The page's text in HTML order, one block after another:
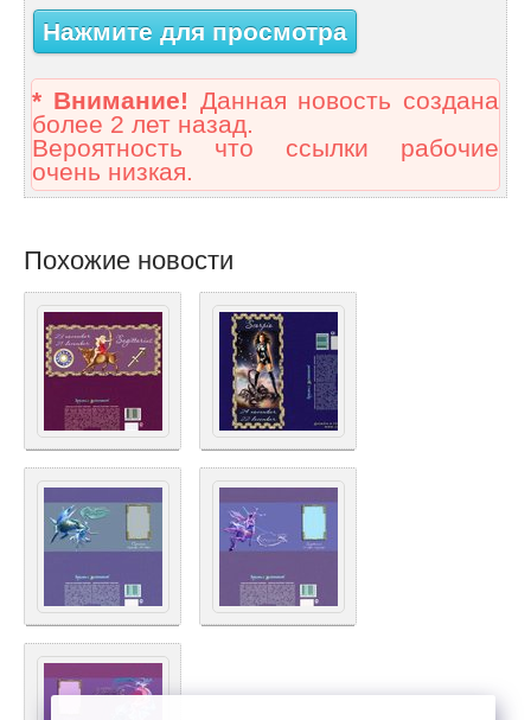
Нажмите для просмотра
* Внимание! Данная новость создана
более 2 лет назад.
Вероятность что ссылки рабочие
очень низкая.
Похожие новости